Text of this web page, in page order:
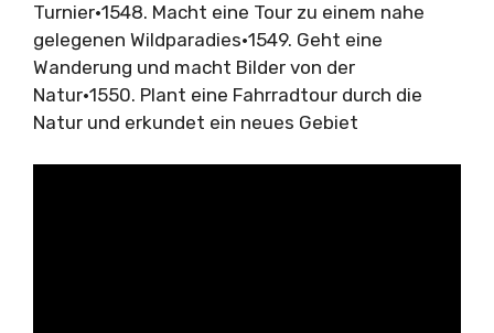
Turnier•1548. Macht eine Tour zu einem nahe
gelegenen Wildparadies•1549. Geht eine
Wanderung und macht Bilder von der
Natur•1550. Plant eine Fahrradtour durch die
Natur und erkundet ein neues Gebiet